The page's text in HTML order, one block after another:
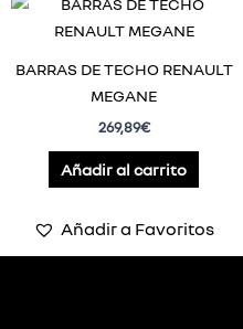
BARRAS DE TECHO RENAULT
MEGANE
269,89€
Añadir al carrito
Añadir a Favoritos